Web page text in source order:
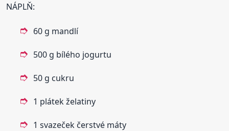
NÁPLŇ:
60 g mandlí
500 g bílého jogurtu
50 g cukru
1 plátek želatiny
1 svazeček čerstvé máty